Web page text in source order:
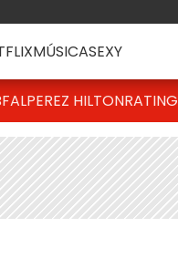
MÚSICASEXY
PEREZ HILTONRATING